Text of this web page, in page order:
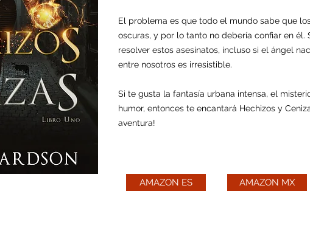
El problema es que todo el mundo sabe que
oscuras, y por lo tanto no debería confiar en
resolver estos asesinatos, incluso si el ángel
entre nosotros es irresistible.
Si te gusta la fantasía urbana intensa, el
humor, entonces te encantará Hechizos y
aventura!
AMAZON ES AMAZON MX